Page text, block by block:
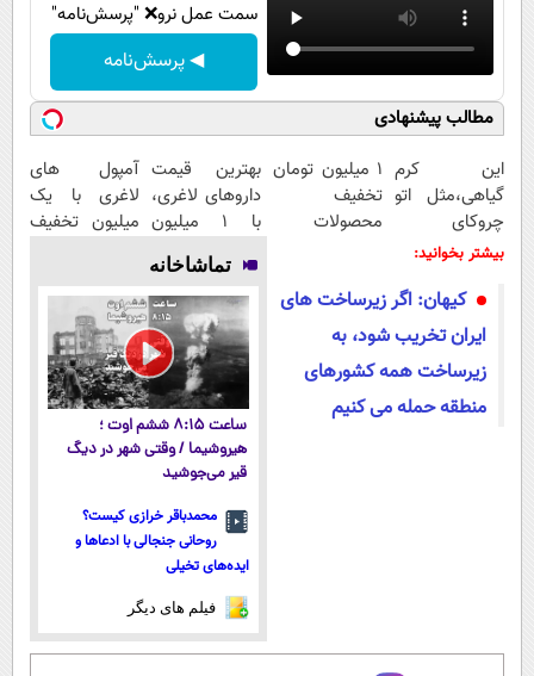
سمت عمل نرو❌ "پرسش‌نامه"
◀ پرسش‌نامه
مطالب پیشنهادی
این کرم
گیاهی،مثل اتو
چروکای
پوستتوصاف
۱ میلیون تومان
تخفیف
محصولات
شروع کاهش
وزن
بهترین قیمت
داروهای لاغری،
با ۱ میلیون
تخفیف و ارسال
از داروخانه‌
آمپول های
لاغری با یک
میلیون تخفیف
معتبر
بیشتر بخوانید:
کیهان: اگر زیرساخت های
ایران تخریب شود، به
زیرساخت همه کشورهای
منطقه حمله می کنیم
تماشاخانه
ساعت ۸:۱۵ ششم اوت ؛
هیروشیما / وقتی شهر در دیگ
قیر می‌جوشید
محمدباقر خرازی کیست؟
روحانی جنجالی با ادعاها و
ایده‌های تخیلی
فیلم های دیگر